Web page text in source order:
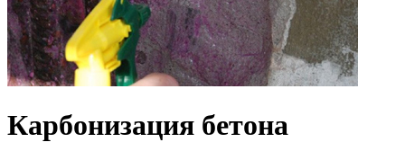
Карбонизация бетона